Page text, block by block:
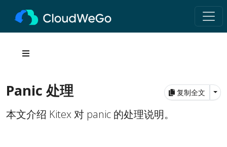
复制全文
Panic 处理
本文介绍 Kitex 对 panic 的处理说明。